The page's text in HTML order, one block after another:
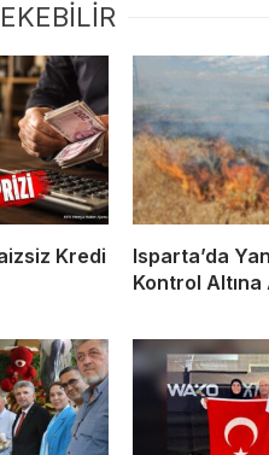
Kredi
Isparta’da
Kontrol Altına